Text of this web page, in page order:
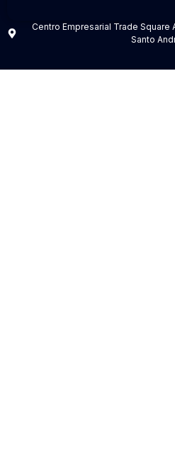
Centro Empresarial Trade Square
Santo